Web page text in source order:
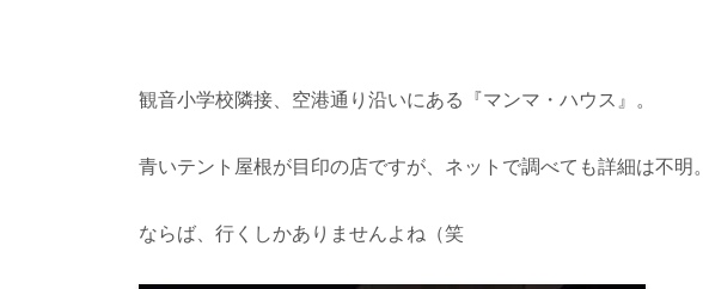
観音小学校隣接、空港通り沿いにある『マンマ・ハウス』。
青いテント屋根が目印の店ですが、ネットで調べても詳細は不明。
ならば、行くしかありませんよね（笑